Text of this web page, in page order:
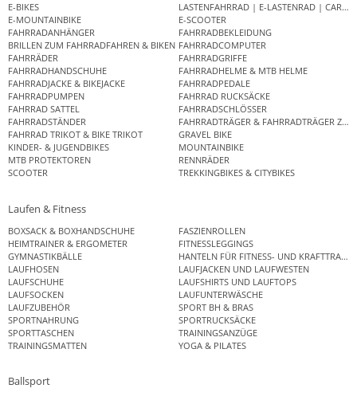
E-BIKES
LASTENFAHRRAD | E-LASTENRAD |
E-MOUNTAINBIKE
E-SCOOTER
FAHRRADANHÄNGER
FAHRRADBEKLEIDUNG
BRILLEN ZUM FAHRRADFAHREN & BIKEN FAHRRADCOMPUTER
FAHRRÄDER
FAHRRADGRIFFE
FAHRRADHANDSCHUHE
FAHRRADHELME & MTB HELME
FAHRRADJACKE & BIKEJACKE
FAHRRADPEDALE
FAHRRADPUMPEN
FAHRRAD RUCKSÄCKE
FAHRRAD SATTEL
FAHRRADSCHLÖSSER
FAHRRADSTÄNDER
FAHRRADTRÄGER & FAHRRADTRÄGER
FAHRRAD TRIKOT & BIKE TRIKOT
GRAVEL BIKE
KINDER- & JUGENDBIKES
MOUNTAINBIKE
MTB PROTEKTOREN
RENNRÄDER
SCOOTER
TREKKINGBIKES & CITYBIKES
Laufen & Fitness
BOXSACK & BOXHANDSCHUHE
FASZIENROLLEN
HEIMTRAINER & ERGOMETER
FITNESSLEGGINGS
GYMNASTIKBÄLLE
HANTELN FÜR FITNESS- UND
LAUFHOSEN
LAUFJACKEN UND LAUFWESTEN
LAUFSCHUHE
LAUFSHIRTS UND LAUFTOPS
LAUFSOCKEN
LAUFUNTERWÄSCHE
LAUFZUBEHÖR
SPORT BH & BRAS
SPORTNAHRUNG
SPORTRUCKSÄCKE
SPORTTASCHEN
TRAININGSANZÜGE
TRAININGSMATTEN
YOGA & PILATES
Ballsport